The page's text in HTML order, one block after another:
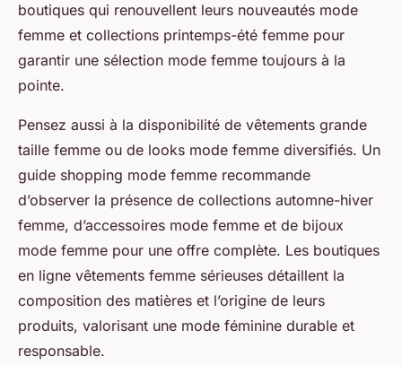
boutiques qui renouvellent leurs nouveautés mode
femme et collections printemps-été femme pour
garantir une sélection mode femme toujours à la
pointe.
Pensez aussi à la disponibilité de vêtements grande
taille femme ou de looks mode femme diversifiés. Un
guide shopping mode femme recommande
d’observer la présence de collections automne-hiver
femme, d’accessoires mode femme et de bijoux
mode femme pour une offre complète. Les boutiques
en ligne vêtements femme sérieuses détaillent la
composition des matières et l’origine de leurs
produits, valorisant une mode féminine durable et
responsable.